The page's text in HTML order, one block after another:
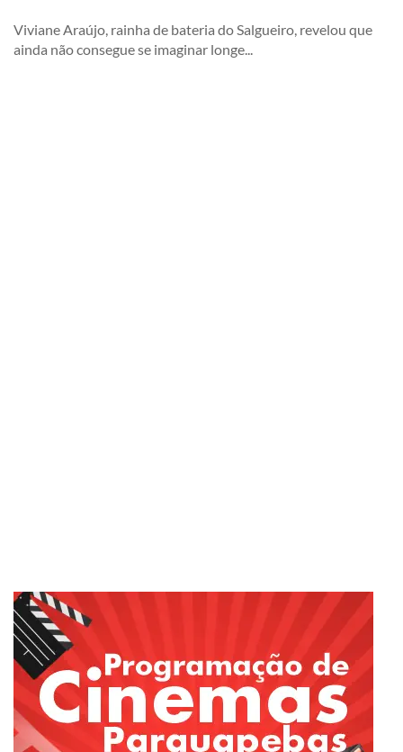
Viviane Araújo, rainha de bateria do Salgueiro, revelou que
ainda não consegue se imaginar longe...